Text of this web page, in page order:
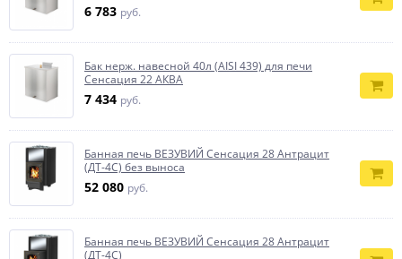
6 783 руб.
Бак нерж. навесной 40л (AISI 439) для печи
Сенсация 22 АКВА
7 434 руб.
Банная печь ВЕЗУВИЙ Сенсация 28 Антрацит
(ДТ-4С) без выноса
52 080 руб.
Банная печь ВЕЗУВИЙ Сенсация 28 Антрацит
(ДТ-4С)